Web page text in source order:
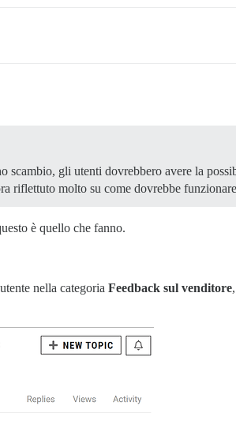
gli utenti dovrebbero avere la
riflettuto molto su come dovrebbe funzionare
è quello che fanno.
nella categoria Feedback sul venditore